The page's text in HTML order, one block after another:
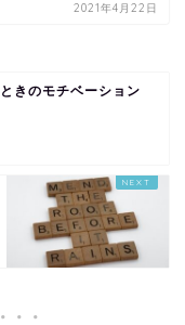
2021年4月22日
きのモチベーション